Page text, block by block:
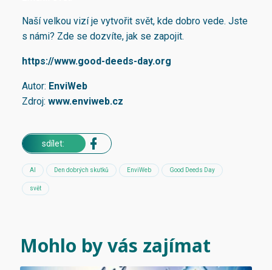
Naší velkou vizí je vytvořit svět, kde dobro vede. Jste
s námi? Zde se dozvíte, jak se zapojit.
https://www.good-deeds-day.org
Autor: EnviWeb
Zdroj: www.enviweb.cz
sdílet:
AI Den dobrých skutků EnviWeb Good Deeds Day
svět
Mohlo by vás zajímat